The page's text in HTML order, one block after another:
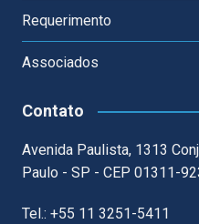
Requerimento
Associados
Contato
Avenida Paulista, 1313
Paulo - SP - CEP 01311-
Tel.: +55 11 3251-5411